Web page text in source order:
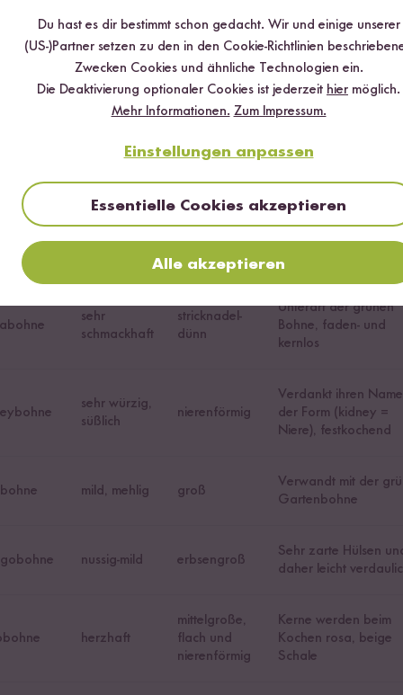
zart und mild
schlank und
länglich
Besonders zarte und
weiche Art der
Bohne
Zuckerschote)
länglich
sind essbar
Geschmack Größe/Form Besondere
Bohne lang und dünn
sehr
schmackhaft
stricknadel-
dünn
Unterart der grünen
Bohne, faden- und
kernlos
sehr würzig,
süßlich
nierenförmig
Verdankt ihren
der Form (kidney =
Niere), festkochend
mild, mehlig groß
Verwandt mit der
Gartenbohne
nussig-mild erbsengroß
Sehr zarte Hülsen
daher leicht
herzhaft
mittelgroße,
flach und
nierenförmig
Kerne werden beim
Kochen rosa, beige
Schale
Du hast es dir bestimmt schon gedacht. Wir und einige unserer
(US-)Partner setzen zu den in den Cookie-Richtlinien
Zwecken Cookies und ähnliche Technologien ein.
Die Deaktivierung optionaler Cookies ist jederzeit hier möglich.
Mehr Informationen. Zum Impressum.
Einstellungen anpassen
Essentielle Cookies akzeptieren
Alle akzeptieren